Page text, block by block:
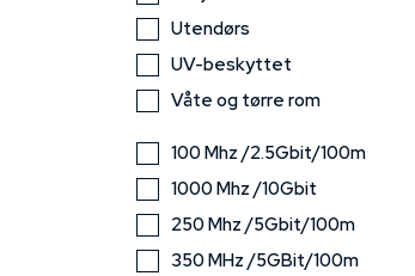
Utendørs
UV-beskyttet
Våte og tørre rom
100 Mhz /2.5Gbit/100m
1000 Mhz /10Gbit
250 Mhz /5Gbit/100m
350 MHz /5GBit/100m